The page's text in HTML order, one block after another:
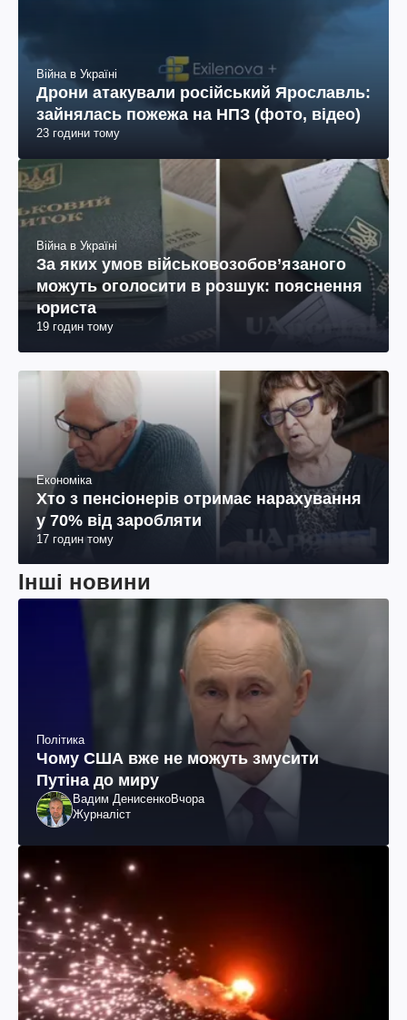
Війна в Україні
Дрони атакували російський Ярославль:
зайнялась пожежа на НПЗ (фото, відео)
23 години тому
Війна в Україні
За яких умов військовозобов’язаного
можуть оголосити в розшук: пояснення
юриста
19 годин тому
Економіка
Хто з пенсіонерів отримає нарахування
у 70% від заробляти
17 годин тому
Інші новини
Політика
Чому США вже не можуть змусити
Путіна до миру
Вадим ДенисенкоВчора
Журналіст